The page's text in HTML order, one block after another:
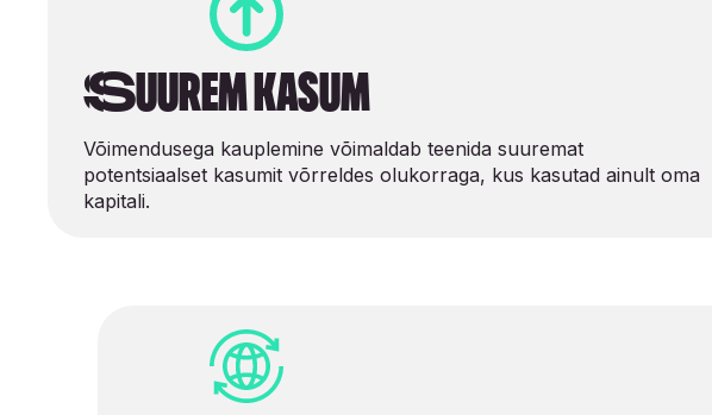
Suurem kasum
Võimendusega kauplemine võimaldab teenida suuremat
potentsiaalset kasumit võrreldes olukorraga, kus kasutad ainult oma
kapitali.